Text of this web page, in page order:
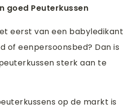
goed Peuterkussen
eerst van een babyledikant
of eenpersoonsbed? Dan is
sterk aan te
op de markt is